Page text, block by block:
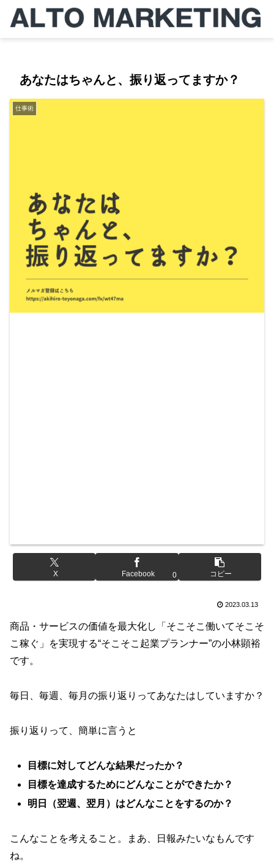
あなたはちゃんと、振り返ってますか？
仕事術
X Facebook 0 コピー
2023.03.13
商品・サービスの価値を最大化し「そこそこ働いてそこそ
こ稼ぐ」を実現する“そこそこ起業プランナー”の小林顕裕
です。
毎日、毎週、毎月の振り返りってあなたはしていますか？
振り返りって、簡単に言うと
目標に対してどんな結果だったか？
目標を達成するためにどんなことができたか？
明日（翌週、翌月）はどんなことをするのか？
こんなことを考えること。まあ、日報みたいなもんです
ね。